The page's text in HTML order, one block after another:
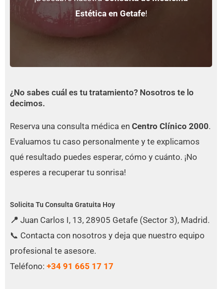
Estética en Getafe!
Medicina Estética
¿No sabes cuál es tu tratamiento? Nosotros te lo
decimos.
Reserva una consulta médica en Centro Clínico 2000.
Evaluamos tu caso personalmente y te explicamos
qué resultado puedes esperar, cómo y cuánto. ¡No
esperes a recuperar tu sonrisa!
Solicita Tu Consulta Gratuita Hoy
📍 Juan Carlos I, 13, 28905 Getafe (Sector 3), Madrid.
📞 Contacta con nosotros y deja que nuestro equipo
profesional te asesore.
Teléfono: +34 91 665 17 17